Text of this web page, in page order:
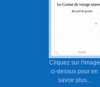
Cliquez sur l'image
ci-dessus pour en
savoir plus...